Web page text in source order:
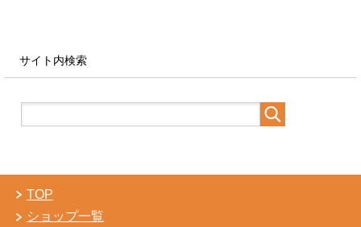
サイト内検索
TOP
ショップ一覧